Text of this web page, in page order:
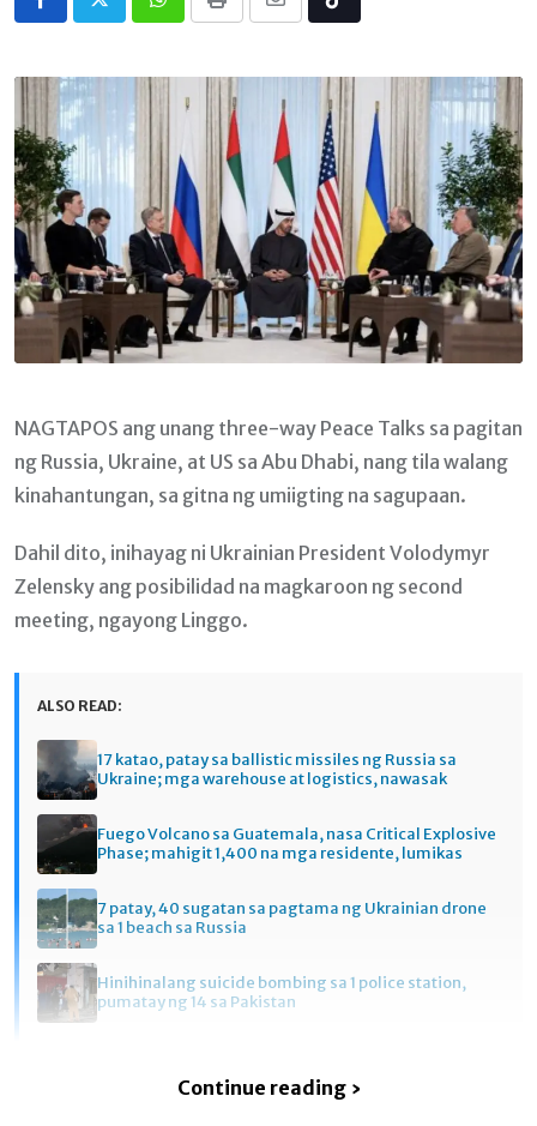
Whatsapp
Print
Share
Email
Tiktok
NAGTAPOS ang unang three-way Peace Talks sa pagitan
ng Russia, Ukraine, at US sa Abu Dhabi, nang tila walang
kinahantungan, sa gitna ng umiigting na sagupaan.
Dahil dito, inihayag ni Ukrainian President Volodymyr
Zelensky ang posibilidad na magkaroon ng second
meeting, ngayong Linggo.
ALSO READ:
17 katao, patay sa ballistic missiles ng Russia sa
Ukraine; mga warehouse at logistics, nawasak
Fuego Volcano sa Guatemala, nasa Critical Explosive
Phase; mahigit 1,400 na mga residente, lumikas
7 patay, 40 sugatan sa pagtama ng Ukrainian drone
sa 1 beach sa Russia
Hinihinalang suicide bombing sa 1 police station,
pumatay ng 14 sa Pakistan
Continue reading ›